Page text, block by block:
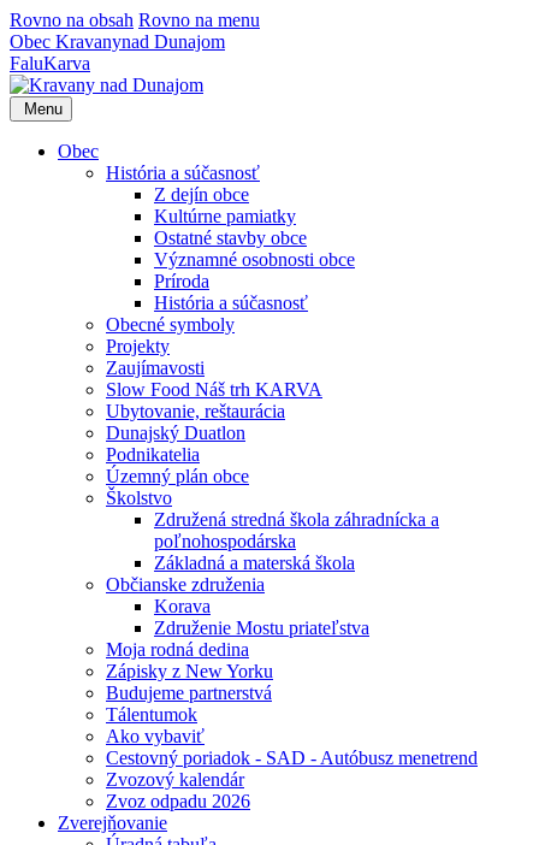
Rovno na obsah Rovno na menu
Obec Kravanynad Dunajom
FaluKarva
Menu
Obec
História a súčasnosť
Z dejín obce
Kultúrne pamiatky
Ostatné stavby obce
Významné osobnosti obce
Príroda
História a súčasnosť
Obecné symboly
Projekty
Zaujímavosti
Slow Food Náš trh KARVA
Ubytovanie, reštaurácia
Dunajský Duatlon
Podnikatelia
Územný plán obce
Školstvo
Združená stredná škola záhradnícka a
poľnohospodárska
Základná a materská škola
Občianske združenia
Korava
Združenie Mostu priateľstva
Moja rodná dedina
Zápisky z New Yorku
Budujeme partnerstvá
Tálentumok
Ako vybaviť
Cestovný poriadok - SAD - Autóbusz menetrend
Zvozový kalendár
Zvoz odpadu 2026
Zverejňovanie